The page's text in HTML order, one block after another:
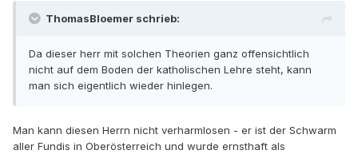
ThomasBloemer schrieb:
Da dieser herr mit solchen Theorien ganz offensichtlich
nicht auf dem Boden der katholischen Lehre steht, kann
man sich eigentlich wieder hinlegen.
Man kann diesen Herrn nicht verharmlosen - er ist der Schwarm
aller Fundis in Oberösterreich und wurde ernsthaft als